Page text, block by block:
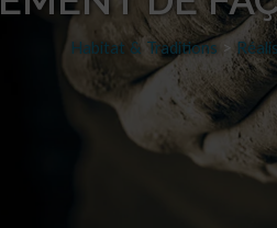
Habitat & Traditions >